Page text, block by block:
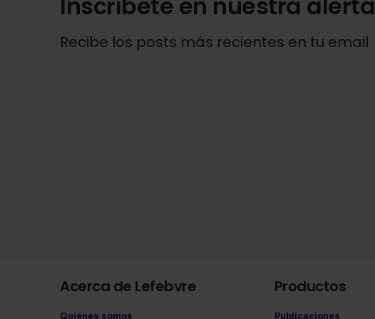
Recibe los posts más recientes en tu email
Acerca de Lefebvre
Quiénes somos
Productos
Publicaciones